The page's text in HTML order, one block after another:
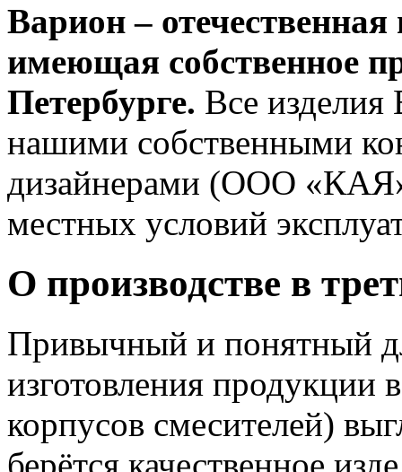
Варион –
имеющая собственное
Петербурге. Все изделия
нашими собственными
дизайнерами (ООО
местных условий
О производстве в
Привычный и понятный
изготовления продукции
корпусов смесителей)
берётся качественное